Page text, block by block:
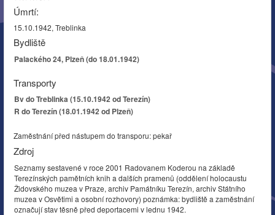
Úmrtí:
15.10.1942, Treblinka
Bydliště
Palackého 24, Plzeň (do 18.01.1942)
Transporty
Bv do Treblinka (15.10.1942 od Terezín)
R do Terezín (18.01.1942 od Plzeň)
Zaměstnání před nástupem do transporu: pekař
Zdroj
Seznamy sestavené v roce 2001 Radovanem Koderou na základě
Terezínských pamětních knih a dalších pramenů (oddělení holocaustu
Židovského muzea v Praze, archiv Památníku Terezín, archiv Státního
muzea v Osvětimi a osobní rozhovory) poznámka: bydliště a zaměstnání
označují stav těsně před deportacemi v lednu 1942.